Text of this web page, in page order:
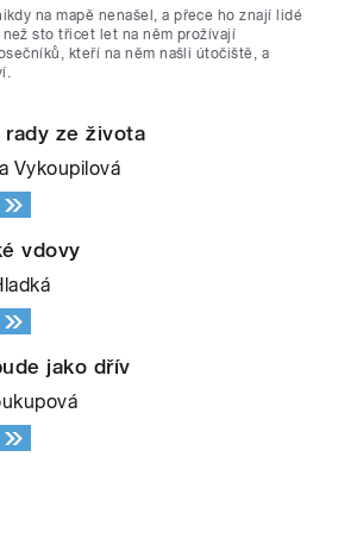
na mapě nenašel, a přece ho znají lidé
sto třicet let na něm prožívají
kteří na něm našli útočiště, a
rady ze života
Vykoupilová
vdovy
jako dřív